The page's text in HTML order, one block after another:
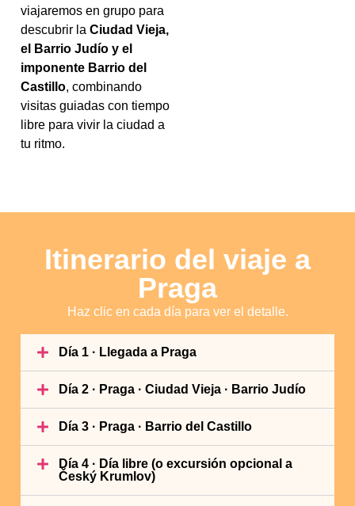
viajaremos en grupo para
descubrir la Ciudad Vieja,
el Barrio Judío y el
imponente Barrio del
Castillo, combinando
visitas guiadas con tiempo
libre para vivir la ciudad a
tu ritmo.
Itinerario del viaje a
Praga
Haz clic en cada día para ver el detalle.
Día 1 · Llegada a Praga
Día 2 · Praga · Ciudad Vieja · Barrio Judío
Día 3 · Praga · Barrio del Castillo
Día 4 · Día libre (o excursión opcional a
Český Krumlov)